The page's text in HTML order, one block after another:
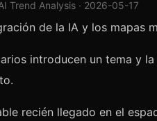
Trend Analysis · 2026-05-17
de la IA y los mapas
introducen un tema y
recién llegado en el